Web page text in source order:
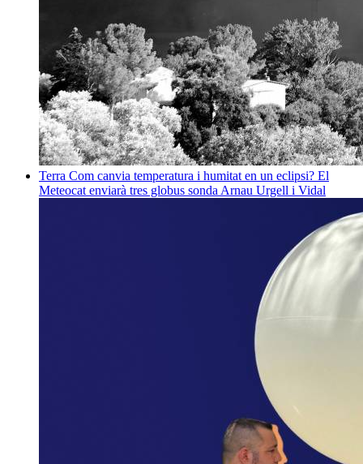
Terra Com canvia temperatura i humitat en un eclipsi? El
Meteocat enviarà tres globus sonda Arnau Urgell i Vidal